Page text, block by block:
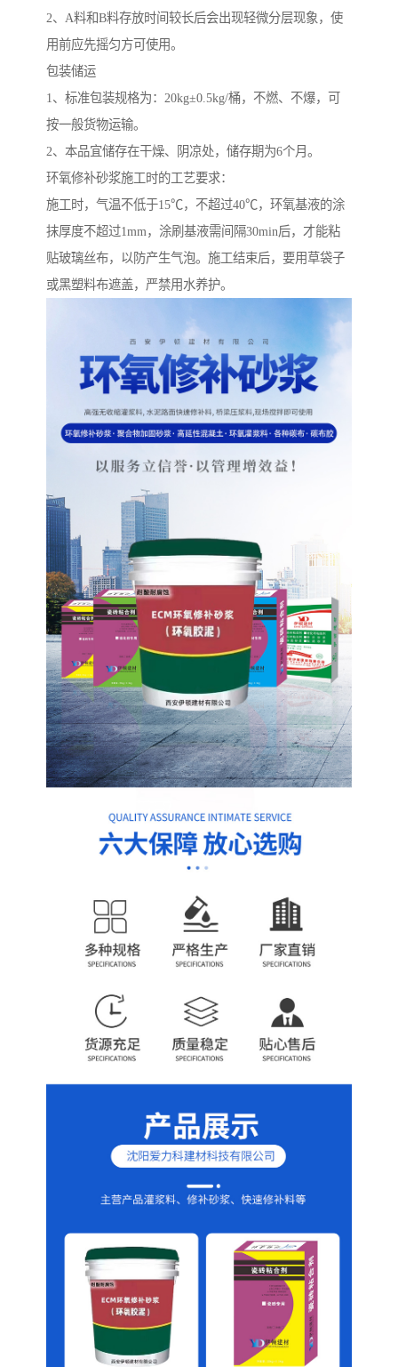
2、A料和B料存放时间较长后会出现轻微分层现象，使
用前应先摇匀方可使用。
包装储运
1、标准包装规格为：20kg±0.5kg/桶，不燃、不爆，可
按一般货物运输。
2、本品宜储存在干燥、阴凉处，储存期为6个月。
环氧修补砂浆施工时的工艺要求：
施工时，气温不低于15℃，不超过40℃，环氧基液的涂
抹厚度不超过1mm，涂刷基液需间隔30min后，才能粘
贴玻璃丝布，以防产生气泡。施工结束后，要用草袋子
或黑塑料布遮盖，严禁用水养护。